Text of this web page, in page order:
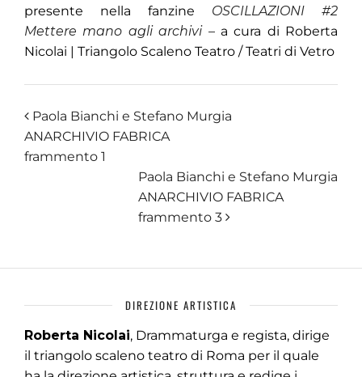
presente nella fanzine OSCILLAZIONI #2
Mettere mano agli archivi– a cura di Roberta
Nicolai | Triangolo Scaleno Teatro / Teatri di Vetro
Paola Bianchi e Stefano Murgia
ANARCHIVIO FABRICA
frammento 1
Paola Bianchi e Stefano Murgia
ANARCHIVIO FABRICA
frammento 3
DIREZIONE ARTISTICA
Roberta Nicolai, Drammaturga e regista, dirige
il triangolo scaleno teatro di Roma per il quale